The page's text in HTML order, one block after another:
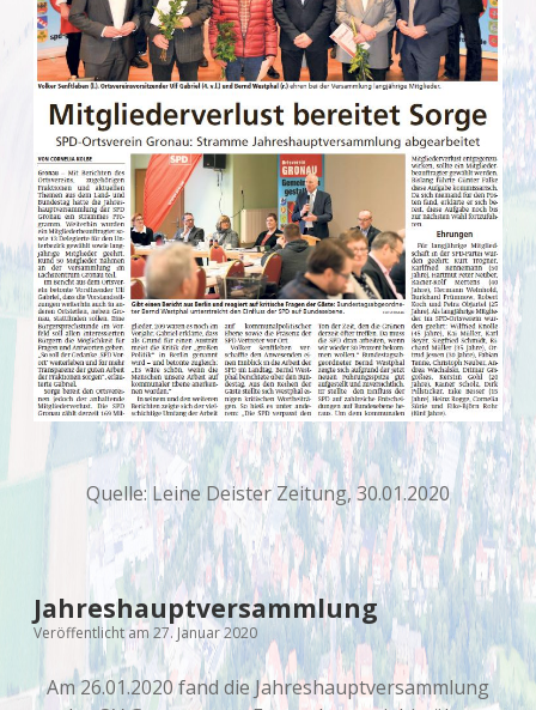
Quelle: Leine Deister Zeitung, 30.01.2020
Jahreshauptversammlung
Veröffentlicht am 27. Januar 2020
Am 26.01.2020 fand die Jahreshauptversammlung